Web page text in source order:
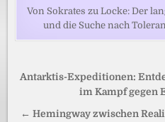
Von Sokrates zu Locke: Der
und die Suche nach
Antarktis-Expeditionen:
im Kampf gegen
← Hemingway zwischen